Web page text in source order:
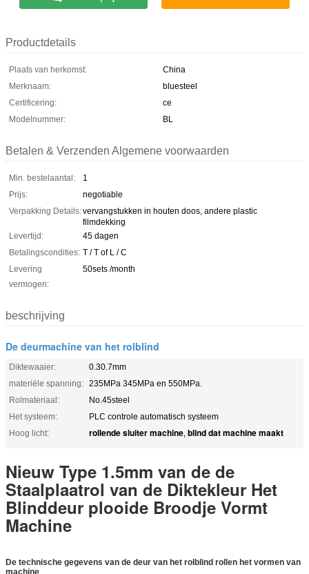
Productdetails
Plaats van herkomst:
China
Merknaam:
bluesteel
Certificering:
ce
Modelnummer:
BL
Betalen & Verzenden Algemene voorwaarden
Min. bestelaantal:
1
Prijs:
negotiable
Verpakking Details:vervangstukken in houten doos, andere plastic
filmdekking
Levertijd:
45 dagen
Betalingscondities: T / T of L / C
Levering
vermogen:
50sets /month
beschrijving
De deurmachine van het rolblind
Diktewaaier:
0.30.7mm
materiële spanning: 235MPa 345MPa en 550MPa.
Rolmateriaal:
No.45steel
Het systeem:
PLC controle automatisch systeem
Hoog licht:
rollende sluiter machine, blind dat machine maakt
Nieuw Type 1.5mm van de de
Staalplaatrol van de Diktekleur Het
Blinddeur plooide Broodje Vormt
Machine
De technische gegevens van de deur van het rolblind rollen het vormen van
machine